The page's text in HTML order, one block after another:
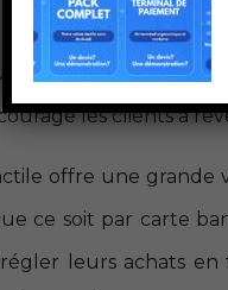
pouvez
les clients à
offre une
ce soit par carte
leurs achats